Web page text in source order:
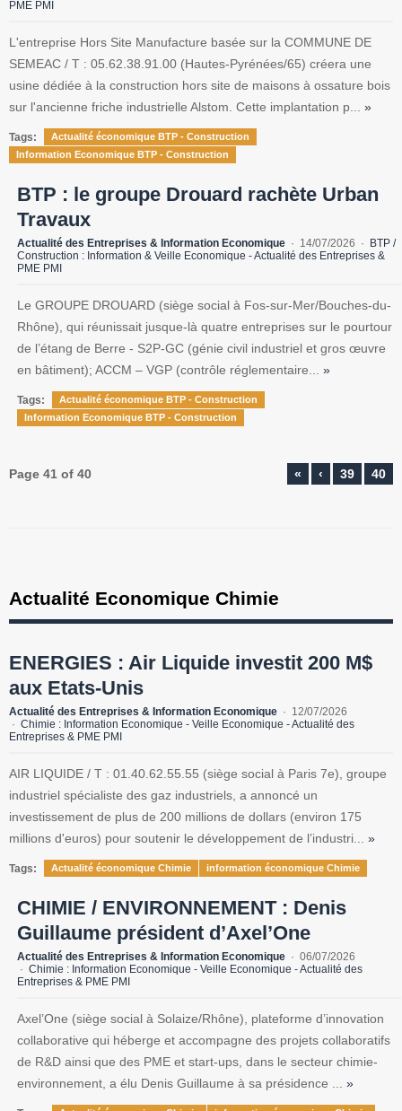
PME PMI
L'entreprise Hors Site Manufacture basée sur la COMMUNE DE
SEMEAC / T : 05.62.38.91.00 (Hautes-Pyrénées/65) créera une
usine dédiée à la construction hors site de maisons à ossature bois
sur l'ancienne friche industrielle Alstom. Cette implantation p... »
Tags:
Actualité économique BTP - Construction
Information Economique BTP - Construction
BTP : le groupe Drouard rachète Urban
Travaux
Actualité des Entreprises & Information Economique 14/07/2026
BTP /
Construction : Information & Veille Economique - Actualité des Entreprises &
PME PMI
Le GROUPE DROUARD (siège social à Fos-sur-Mer/Bouches-du-
Rhône), qui réunissait jusque-là quatre entreprises sur le pourtour
de l’étang de Berre - S2P-GC (génie civil industriel et gros œuvre
en bâtiment); ACCM – VGP (contrôle réglementaire... »
Tags:
Actualité économique BTP - Construction
Information Economique BTP - Construction
Page 41 of 40 « ‹ 39 40
Actualité Economique Chimie
ENERGIES : Air Liquide investit 200 M$
aux Etats-Unis
Actualité des Entreprises & Information Economique
12/07/2026
Chimie : Information Economique - Veille Economique - Actualité des
Entreprises & PME PMI
AIR LIQUIDE / T : 01.40.62.55.55 (siège social à Paris 7e), groupe
industriel spécialiste des gaz industriels, a annoncé un
investissement de plus de 200 millions de dollars (environ 175
millions d'euros) pour soutenir le développement de l’industri... »
Tags: Actualité économique Chimie information économique Chimie
CHIMIE / ENVIRONNEMENT : Denis
Guillaume président d’Axel’One
Actualité des Entreprises & Information Economique
06/07/2026
Chimie : Information Economique - Veille Economique - Actualité des
Entreprises & PME PMI
Axel’One (siège social à Solaize/Rhône), plateforme d’innovation
collaborative qui héberge et accompagne des projets collaboratifs
de R&D ainsi que des PME et start-ups, dans le secteur chimie-
environnement, a élu Denis Guillaume à sa présidence ... »